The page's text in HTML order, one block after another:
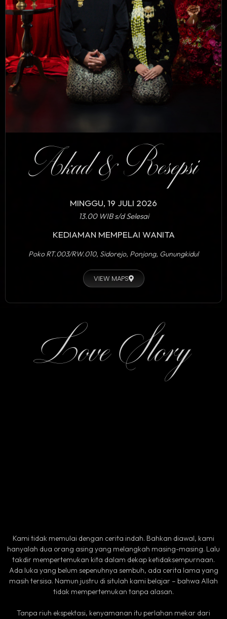
Akad & Resepsi
MINGGU, 19 JULI 2026
13.00 WIB s/d Selesai
KEDIAMAN MEMPELAI WANITA
Poko RT.003/RW.010, Sidorejo, Ponjong, Gunungkidul
VIEW MAPS
Love Story
Kami tidak memulai dengan cerita indah. Bahkan diawal, kami
hanyalah dua orang asing yang melangkah masing-masing. Lalu
takdir mempertemukan kita dalam dekap ketidaksempurnaan.
Ada luka yang belum sepenuhnya sembuh, ada cerita lama yang
masih tersisa. Namun justru di situlah kami belajar – bahwa Allah
tidak mempertemukan tanpa alasan.
Tanpa riuh ekspektasi, kenyamanan itu perlahan mekar dari